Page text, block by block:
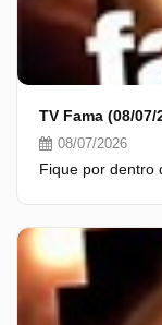
TV Fama (08/
08/07/2026
Fique por dentro